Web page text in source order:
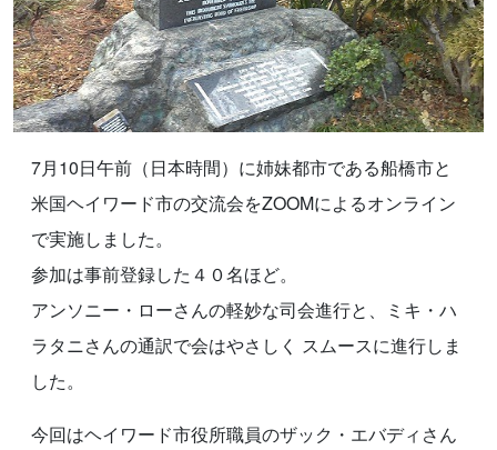
7月10日午前（日本時間）に姉妹都市である船橋市と
米国ヘイワード市の交流会をZOOMによるオンライン
で実施しました。
参加は事前登録した４０名ほど。
アンソニー・ローさんの軽妙な司会進行と、ミキ・ハ
ラタニさんの通訳で会はやさしく スムースに進行しま
した。
今回はヘイワード市役所職員のザック・エバディさん